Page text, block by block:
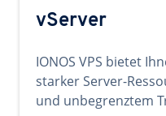
vServer
IONOS VPS bietet
starker Server-
und unbegrenztem